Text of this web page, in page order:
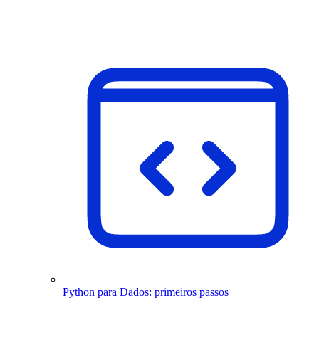
Python para Dados: primeiros passos